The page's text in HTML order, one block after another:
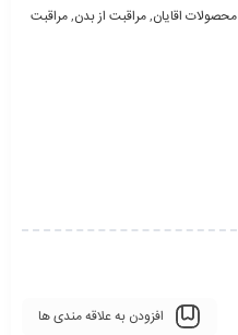
محصولات اقایان,مراقبت از بدن,مراقبت
افزودن به علاقه مندی ها